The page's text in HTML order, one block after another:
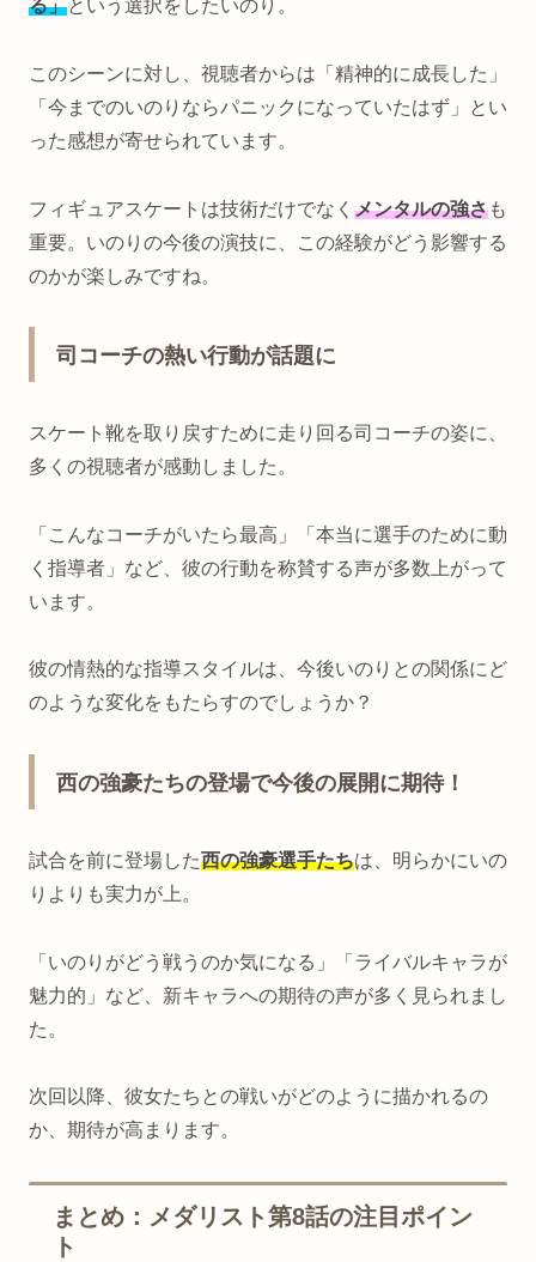
る」という選択をしたいのり。
このシーンに対し、視聴者からは「精神的に成長した」
「今までのいのりならパニックになっていたはず」とい
った感想が寄せられています。
フィギュアスケートは技術だけでなく メンタルの強さも
重要。いのりの今後の演技に、この経験がどう影響する
のかが楽しみですね。
司コーチの熱い行動が話題に
スケート靴を取り戻すために走り回る司コーチの姿に、
多くの視聴者が感動しました。
「こんなコーチがいたら最高」「本当に選手のために動
く指導者」など、彼の行動を称賛する声が多数上がって
います。
彼の情熱的な指導スタイルは、今後いのりとの関係にど
のような変化をもたらすのでしょうか？
西の強豪たちの登場で今後の展開に期待！
試合を前に登場した西の強豪選手たちは、明らかにいの
りよりも実力が上。
「いのりがどう戦うのか気になる」「ライバルキャラが
魅力的」など、新キャラへの期待の声が多く見られまし
た。
次回以降、彼女たちとの戦いがどのように描かれるの
か、期待が高まります。
まとめ：メダリスト第8話の注目ポイン
ト